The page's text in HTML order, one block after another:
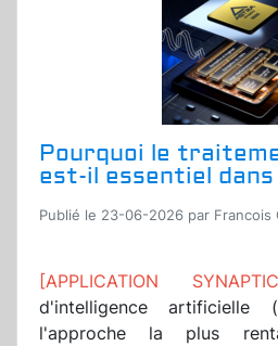
Pourquoi le
est-il essentiel dans
Publié le 23-06-2026 par Francois
[APPLICATION
d'intelligence
l'approche la plus